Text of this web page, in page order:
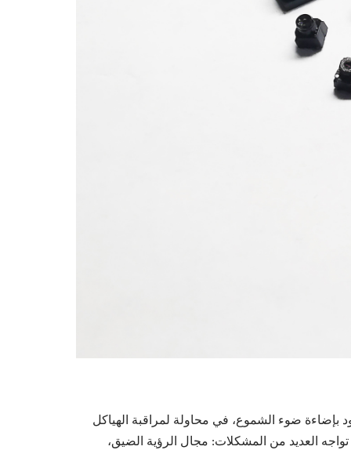
الألماني فيليب بوزيني (1804) منظار المثانة البدائي المزود بإضاءة ضوء الشموع، في محاولة لمراقبة الهياكل
العديد من المشكلات: مجال الرؤية الضيق،